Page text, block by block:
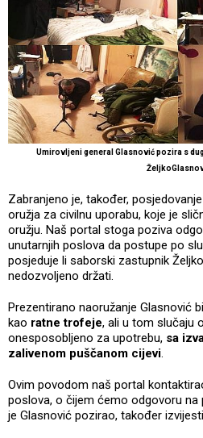
Umirovljeni general Glasnović pozira s
Zabranjeno je, također,
oružja za civilnu uporabu, koje je
oružju. Naš portal stoga poziva
unutarnjih poslova da postupe po
posjeduje li saborski zastupnik
nedozvoljeno držati.
Prezentirano naoružanje Glasnović
kao ratne trofeje, ali u tom slučaju
onesposobljeno za upotrebu, sa
zalivenom puščanom cijevi.
Ovim povodom naš portal
poslova, o čijem ćemo odgovoru na
je Glasnović pozirao, također